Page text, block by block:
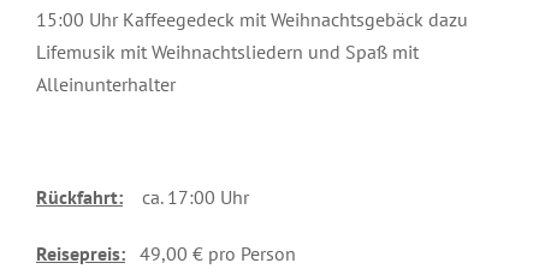
15:00 Uhr Kaffeegedeck mit Weihnachtsgebäck dazu
Lifemusik mit Weihnachtsliedern und Spaß mit
Alleinunterhalter
Rückfahrt: ca. 17:00 Uhr
Reisepreis: 49,00 € pro Person